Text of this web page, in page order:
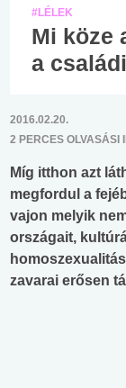
#LÉLEK
Mi köze
a
2016.02.20.
2 PERCES OLVASÁSI
Míg itthon azt
megfordul a
vajon melyik
országait,
zavarai erősen